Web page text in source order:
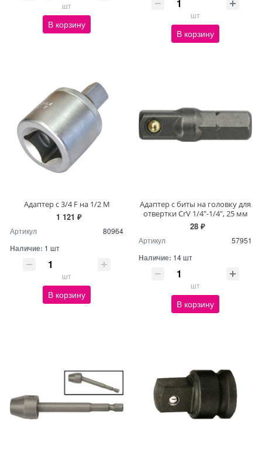
шт
В корзину
шт
В корзину
Адаптер с 3/4 F на 1/2 М
1 121 ₽
Артикул 80964
Наличие: 1 шт
шт
В корзину
Адаптер с биты на головку для
отвертки CrV 1/4"-1/4", 25 мм
28 ₽
Артикул 57951
Наличие: 14 шт
шт
В корзину